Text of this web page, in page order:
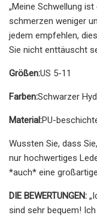
„Meine Schwellung
schmerzen weniger
jedem empfehlen,
Sie nicht enttäuscht
Größen:US 5-11
Farben:Schwarzer
Material:PU-
Wussten Sie, dass
nur hochwertiges
*auch* eine
DIE BEWERTUNGEN:
sind sehr bequem!